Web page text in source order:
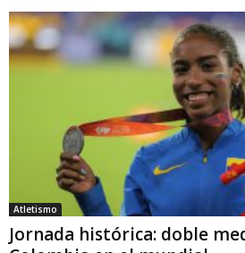
Atletismo
Jornada histórica: doble